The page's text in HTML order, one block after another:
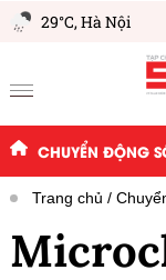
29°C,Hà Nội
CHUYỂN ĐỘNG
Trang chủ